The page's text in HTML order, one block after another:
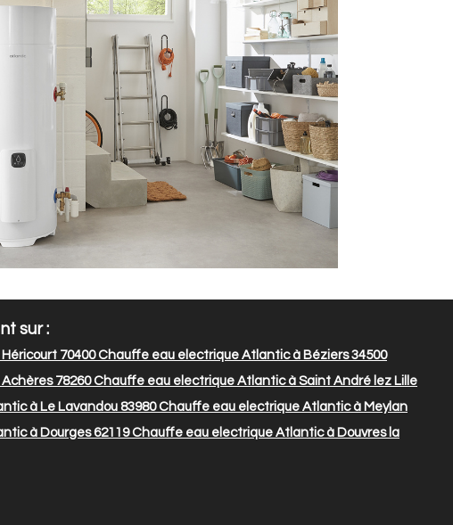
sur :
70400Chauffe eau electrique Atlantic à Béziers 34500
78260Chauffe eau electrique Atlantic à Saint André lez Lille
à Le Lavandou 83980Chauffe eau electrique Atlantic à Meylan
à Dourges 62119Chauffe eau electrique Atlantic à Douvres la